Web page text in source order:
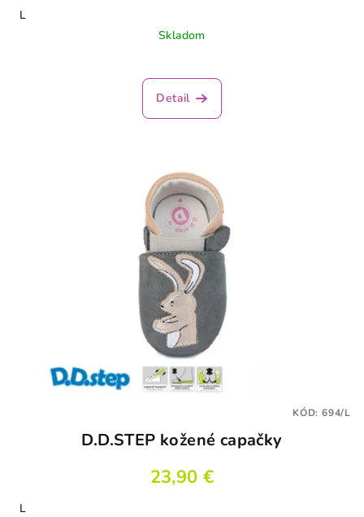
L
Skladom
Detail
D.D.STEP kožené capačky
23,90 €
L
KÓD: 694/L